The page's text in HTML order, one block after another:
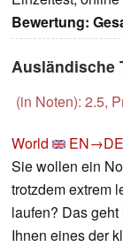
Bewertung:
Ausländische
(in Noten): 2.5,
World
EN→DE
Sie wollen ein
trotzdem extrem
laufen? Das
Ihnen eines der